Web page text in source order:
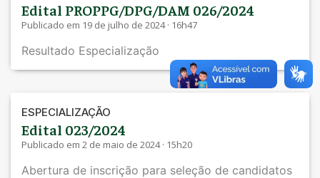
Edital PROPPG/DPG/DAM 026/2024
Publicado em 19 de julho de 2024 · 16h47
Resultado Especialização
ESPECIALIZAÇÃO
Edital 023/2024
Publicado em 2 de maio de 2024 · 15h20
Abertura de inscrição para seleção de candidatos